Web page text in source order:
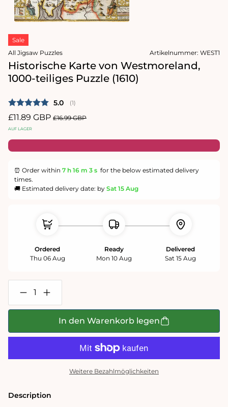
1
in
Modal
Modal
öffnen
Sale
All Jigsaw Puzzles
Artikelnummer: WEST1
Historische Karte von Westmoreland,
1000-teiliges Puzzle (1610)
Durchschnittliche Bewertung:
5.0 (abgegebene bewertungen:
1)
Verkaufspreis
£11.89 GBP Normaler
£16.99 GBP
AUF LAGER
⏰ Order within 7 h 16 m 3 s for the below estimated delivery
times.
🚚 Estimated delivery date: by Sat 15 Aug
Ordered
Thu 06 Aug
Ready
Mon 10 Aug
Delivered
Sat 15 Aug
Verringere
die
Menge
Karte
1000-
Erhöhe
die
Menge
Karte
Westmoreland,
1000-
teiliges
In den Warenkorb legen
Weitere Bezahlmöglichkeiten
Description